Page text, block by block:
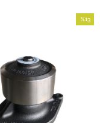
%13